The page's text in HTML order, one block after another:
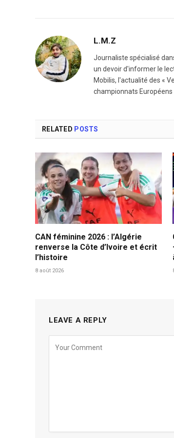
L.M.Z
Journaliste spécialisé
un devoir d'informer le
Mobilis, l'actualité des «
championnats
RELATED POSTS
CAN féminine 2026 : l’Algérie
renverse la Côte d’Ivoire et écrit
l’histoire
8 août 2026
LEAVE A REPLY